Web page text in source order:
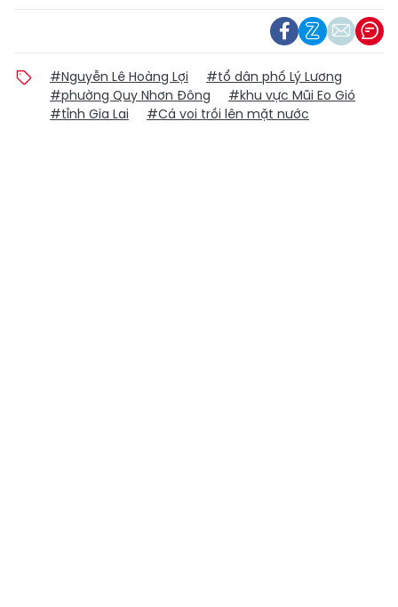
#Nguyễn Lê Hoàng Lợi
#tổ dân phố Lý Lương
#phường Quy Nhơn Đông
#khu vực Mũi Eo Gió
#tỉnh Gia Lai
#Cá voi trồi lên mặt nước